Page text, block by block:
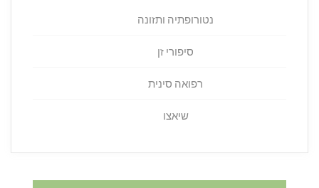
נטורופתיה ותזונה
סיפורי זן
רפואה סינית
שיאצו